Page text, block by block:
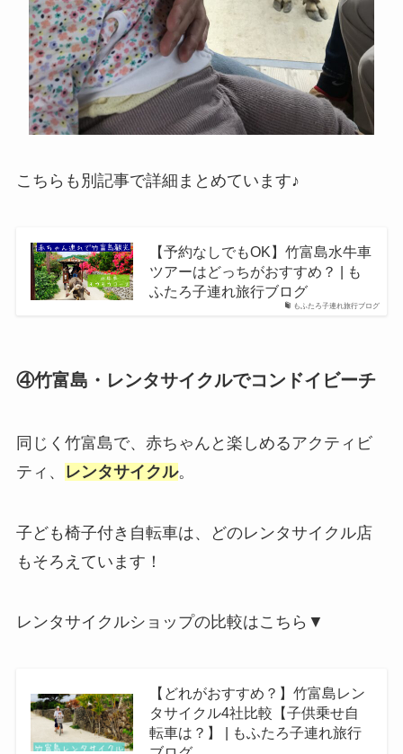
こちらも別記事で詳細まとめています♪
もふたろ子連れ旅行ブログ
【予約なしでもOK】竹富島水牛車
ツアーはどっちがおすすめ？ | も
ふたろ子連れ旅行ブログ
④竹富島・レンタサイクルでコンドイビーチ
同じく竹富島で、赤ちゃんと楽しめるアクティビ
ティ、
レンタサイクル。
子ども椅子付き自転車は、どのレンタサイクル店
もそろえています！
レンタサイクルショップの比較はこちら▼
【どれがおすすめ？】竹富島レン
タサイクル4社比較【子供乗せ自
転車は？】 | もふたろ子連れ旅行